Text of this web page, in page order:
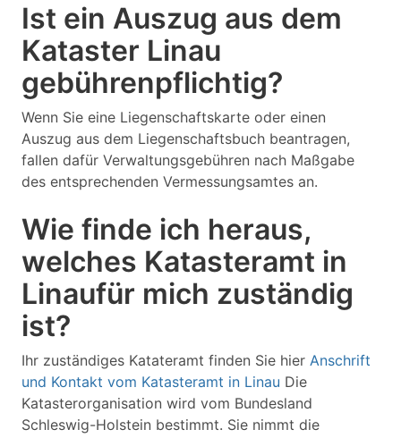
Ist ein Auszug aus dem
Kataster Linau
gebührenpflichtig?
Wenn Sie eine Liegenschaftskarte oder einen
Auszug aus dem Liegenschaftsbuch beantragen,
fallen dafür Verwaltungsgebühren nach Maßgabe
des entsprechenden Vermessungsamtes an.
Wie finde ich heraus,
welches Katasteramt in
Linaufür mich zuständig
ist?
Ihr zuständiges Katateramt finden Sie hier Anschrift
und Kontakt vom Katasteramt in Linau Die
Katasterorganisation wird vom Bundesland
Schleswig-Holstein bestimmt. Sie nimmt die